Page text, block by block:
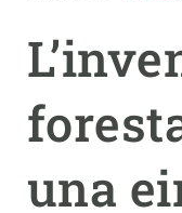
una
menu
CIÈNCIA EN ACCIÓ